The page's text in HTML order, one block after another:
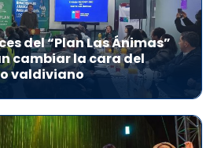
del “Plan Las Ánimas”
cambiar la cara del
valdiviano